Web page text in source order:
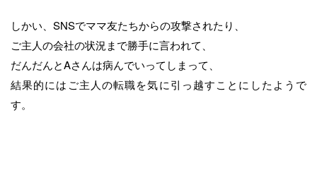
しかい、SNSでママ友たちからの攻撃されたり、
ご主人の会社の状況まで勝手に言われて、
だんだんとAさんは病んでいってしまって、
結果的にはご主人の転職を気に引っ越すことにしたようで
す。